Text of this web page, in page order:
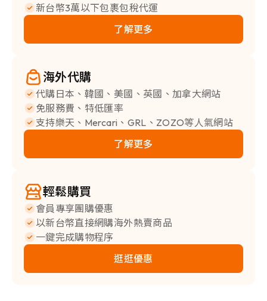
新台幣3萬以下包裹包稅代運
了解更多
海外代購
代購日本、韓國、美國、英國、加拿大網站
免服務費、特低匯率
支持樂天、Mercari、GRL、ZOZO等人氣網站
了解更多
輕鬆購買
會員專享團購優惠
以新台幣直接網購海外熱賣商品
一鍵完成購物程序
逛逛優惠